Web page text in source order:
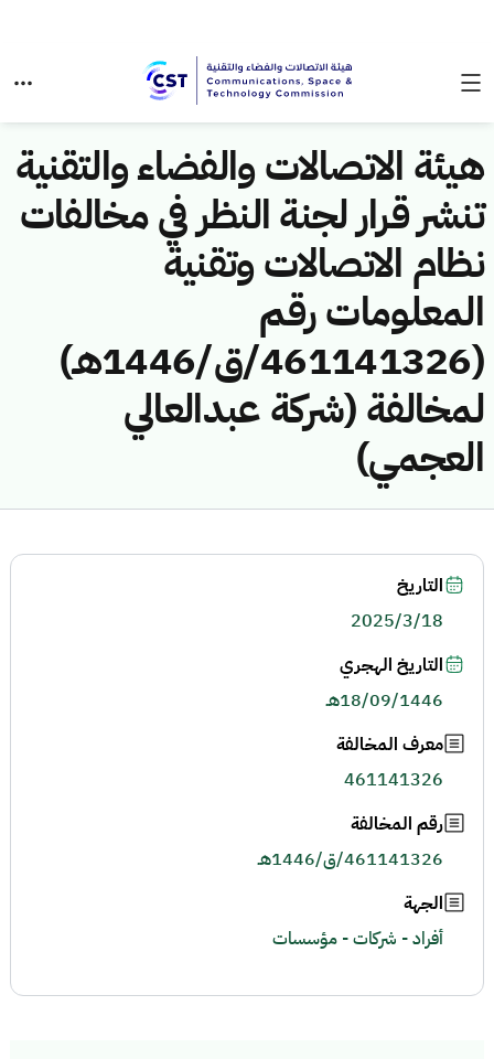
هيئة الاتصالات والفضاء والتقنية
تنشر قرار لجنة النظر في مخالفات
نظام الاتصالات وتقنية
المعلومات رقم
(461141326/ق/1446هـ)
لمخالفة (شركة عبدالعالي
العجمي)
التاريخ
2025/3/18
التاريخ الهجري
18/09/1446هـ
معرف المخالفة
461141326
رقم المخالفة
461141326/ق/1446هـ
الجهة
أفراد - شركات - مؤسسات